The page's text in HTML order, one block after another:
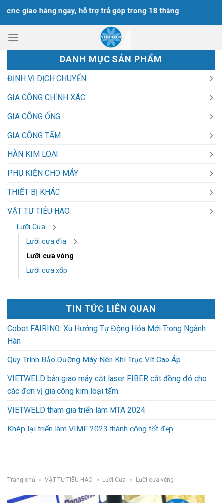
dung
giao hàng ngay, hỗ trợ trả góp trong 18 tháng
DANH MỤC SẢN PHẨM
ĐỊNH VỊ DỊCH CHUYỂN
GIA CÔNG CHÍNH XÁC
GIA CÔNG ỐNG
GIA CÔNG TẤM
HÀN KIM LOẠI
PHỤ KIỆN CHO MÁY
THIẾT BỊ KHÁC
VẬT TƯ TIÊU HAO
Lưỡi Cưa
Lưỡi cưa đĩa
Lưỡi cưa vòng
Lưỡi cưa xốp
TIN TỨC LIÊN QUAN
Cobot FAIRINO: Xu Hướng Tự Động Hóa Mới Trong Ngành
Hàn
Quy Trình Bảo Dưỡng Máy Nén Khí Trục Vít Cao Áp
VIETWELD bàn giao máy cắt laser FIBER cắt đồng đỏ cho
các đơn vị gia công kim loại tấm.
VIETWELD tham gia triển lãm MTA 2024
Khép lại triển lãm VIMF 2023 thành công tốt đẹp
Trang chủ » VẬT TƯ TIÊU HAO » Lưỡi Cưa » Lưỡi cưa vòng